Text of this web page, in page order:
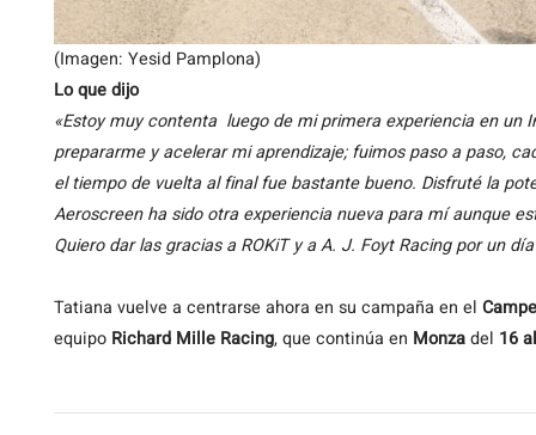
(Imagen: Yesid Pamplona)
Lo que dijo
«Estoy muy contenta luego de mi primera experiencia en un
prepararme y acelerar mi aprendizaje; fuimos paso a paso,
el tiempo de vuelta al final fue bastante bueno. Disfruté la
Aeroscreen ha sido otra experiencia nueva para mí aunque
Quiero dar las gracias a ROKiT y a A. J. Foyt Racing por un
Tatiana vuelve a centrarse ahora en su campaña en el
equipo Richard Mille Racing, que continúa en Monzadel 16